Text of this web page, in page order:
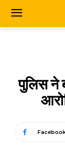
पुलिस ने